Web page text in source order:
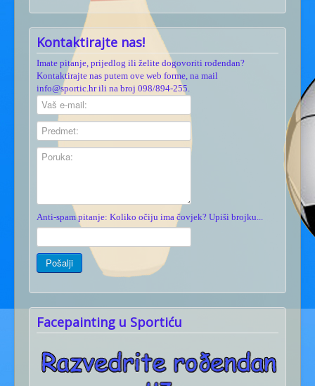
Kontaktirajte nas!
Imate pitanje, prijedlog ili želite dogovoriti rođendan?
Kontaktirajte nas putem ove web forme, na mail
info@sportic.hr ili na broj 098/894-255.
Anti-spam pitanje: Koliko očiju ima čovjek? Upiši brojku...
Facepainting u Sportiću